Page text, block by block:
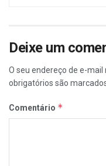
Deixe um
O seu endereço de e-mail
obrigatórios são
Comentário *